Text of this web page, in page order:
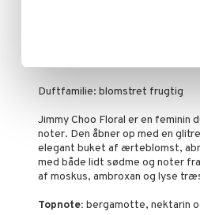
Duftfamilie: blomstret frugtig
Jimmy Choo Floral er en
noter. Den åbner op med en
elegant buket af ærteblomst,
med både lidt sødme og noter
af moskus, ambroxan og lyse
Topnote: bergamotte, nektarin